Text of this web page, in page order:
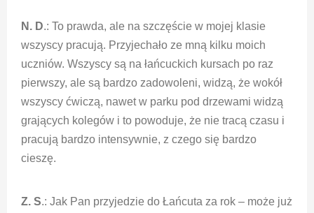
N. D.: To prawda, ale na szczęście w mojej klasie
wszyscy pracują. Przyjechało ze mną kilku moich
uczniów. Wszyscy są na łańcuckich kursach po raz
pierwszy, ale są bardzo zadowoleni, widzą, że wokół
wszyscy ćwiczą, nawet w parku pod drzewami widzą
grających kolegów i to powoduje, że nie tracą czasu i
pracują bardzo intensywnie, z czego się bardzo
cieszę.
Z. S.: Jak Pan przyjedzie do Łańcuta za rok – może już